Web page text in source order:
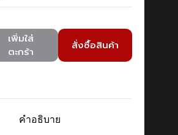
เพิ่มใส่
ตะกร้า
สั่งซื้อสินค้า
คำอธิบาย